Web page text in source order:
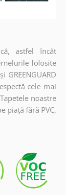
astfel încât
folosite
cele mai
noastre
piață fără PVC,